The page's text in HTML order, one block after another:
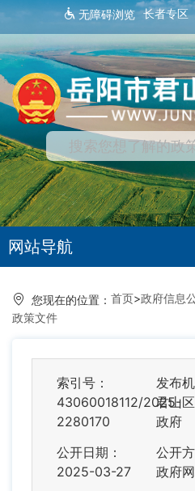
无障碍浏览 长者专区
网站导航
您现在的位置： 首页>政府信息
政策文件
索引号：
43060018112/2025-
2280170
发布机
君山
政府
公开日期：
2025-03-27
公开方
政府